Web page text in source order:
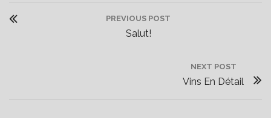
e
PREVIOUS POST
P
Salut!
NEXT POST
N
Vins En Détail